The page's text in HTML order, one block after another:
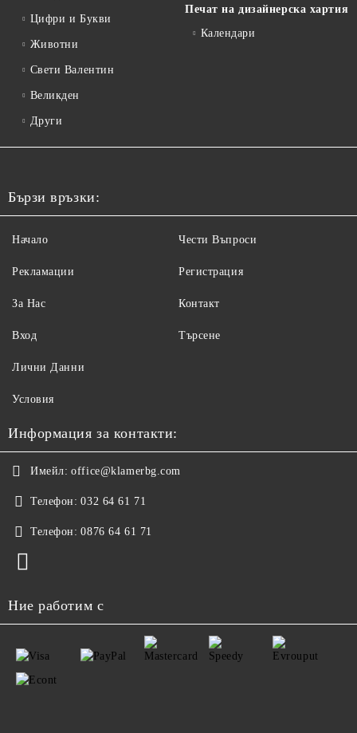
Цифри и Букви
Животни
Свети Валентин
Великден
Други
Печат на дизайнерска хартия
Календари
Бързи връзки:
Начало
Рекламации
За Нас
Вход
Чести Въпроси
Регистрация
Контакт
Търсене
Лични Данни
Условия
Информация за контакти:
Имейл: office@klamerbg.com
Телефон: 032 64 61 71
Телефон: 0876 64 61 71
Ние работим с